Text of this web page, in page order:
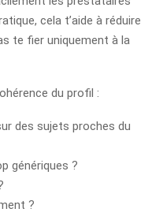
cela t’aide à réduire
te fier uniquement à la
du profil :
des sujets proches du
génériques ?
?